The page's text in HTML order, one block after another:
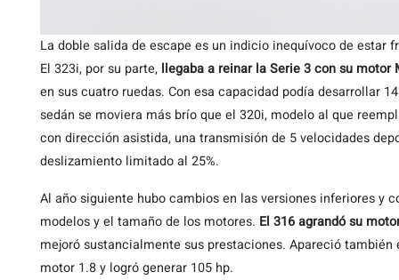
La doble salida de escape es un indicio inequívoco de estar
El 323i, por su parte, llegaba a reinar la Serie 3 con su motor
en sus cuatro ruedas. Con esa capacidad podía desarrollar
sedán se moviera más brío que el 320i, modelo al que
con dirección asistida, una transmisión de 5 velocidades
deslizamiento limitado al 25%.
Al año siguiente hubo cambios en las versiones inferiores y
modelos y el tamaño de los motores. El 316 agrandó su
mejoró sustancialmente sus prestaciones. Apareció
motor 1.8 y logró generar 105 hp.